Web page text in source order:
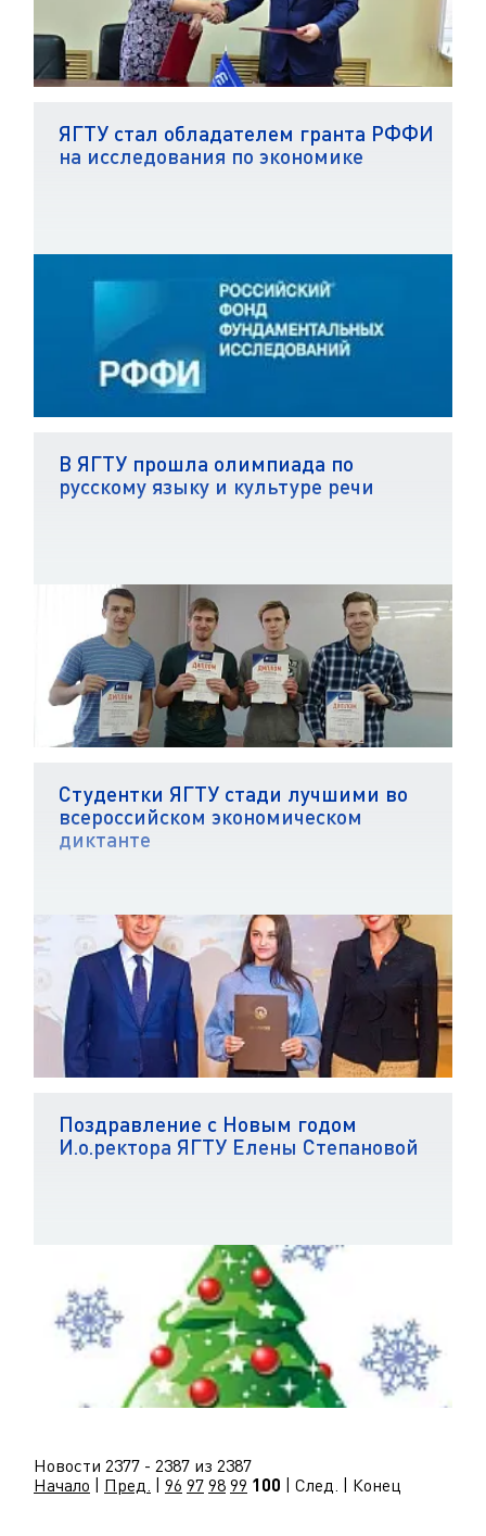
ЯГТУ стал обладателем гранта РФФИ
на исследования по экономике
В ЯГТУ прошла олимпиада по
русскому языку и культуре речи
Студентки ЯГТУ стади лучшими во
всероссийском экономическом
диктанте
Поздравление с Новым годом
И.о.ректора ЯГТУ Елены Степановой
Новости 2377 - 2387 из 2387
Начало
Пред. 96 97 98 99 100 | След. | Конец